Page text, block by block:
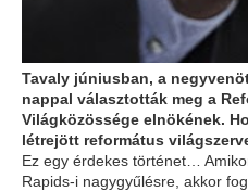
Tavaly júniusban, a
nappal választották meg a
Világközössége elnökének.
létrejött református
Ez egy érdekes történet…
Rapids-i nagygyűlésre, akkor